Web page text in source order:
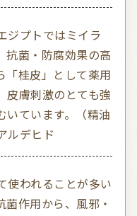
ジプトではミイラ
抗菌・防腐効果の高
「桂皮」として薬用
皮膚刺激のとても強
いています。（精油
ルデヒド
使われることが多い
作用から、風邪・